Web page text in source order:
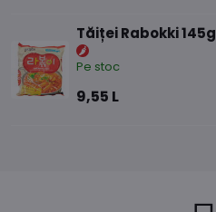
Tăiței Rabokki 145g
Pe stoc
9,55 L